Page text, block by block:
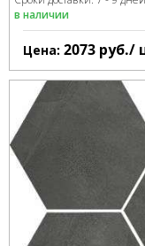
в наличии
Цена: 2073 руб./